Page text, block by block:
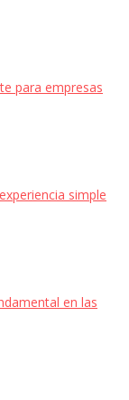
para empresas
simple
en las